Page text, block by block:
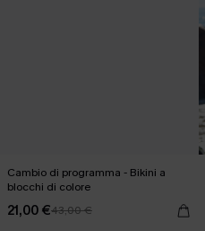
Cambio di programma - Bikini a
blocchi di colore
21,00 €43,00 €